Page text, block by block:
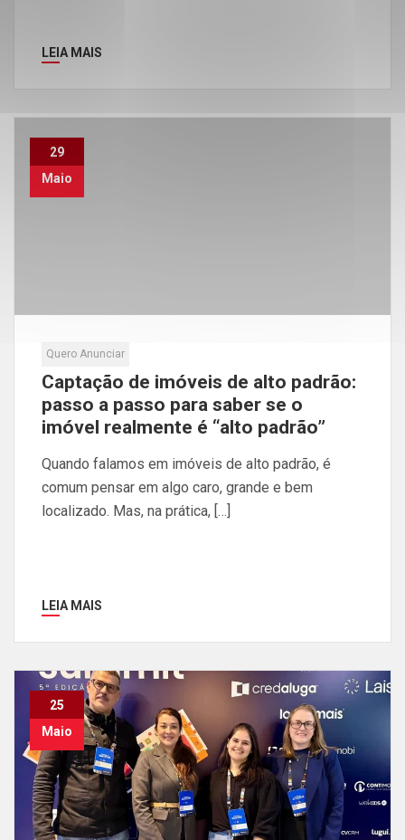
LEIA MAIS
29
Maio
Quero Anunciar
Captação de imóveis de alto padrão:
passo a passo para saber se o
imóvel realmente é “alto padrão”
Quando falamos em imóveis de alto padrão, é
comum pensar em algo caro, grande e bem
localizado. Mas, na prática, […]
LEIA MAIS
25
Maio